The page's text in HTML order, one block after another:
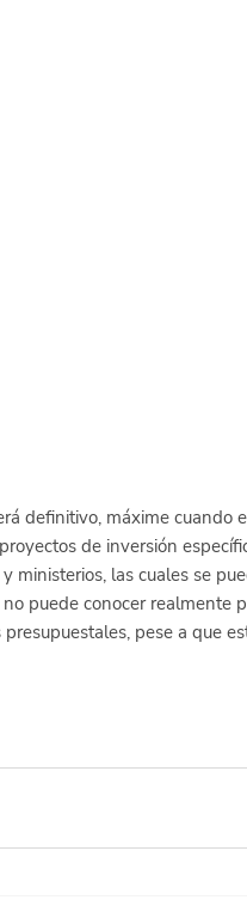
definitivo, máxime cuando
de inversión
ministerios, las cuales se
puede conocer realmente
pese a que